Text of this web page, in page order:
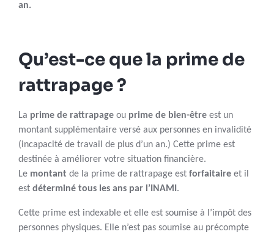
an.
Qu’est-ce que la prime de
rattrapage ?
La prime de rattrapage ou prime de bien-être est un
montant supplémentaire versé aux personnes en invalidité
(incapacité de travail de plus d’un an.) Cette prime est
destinée à améliorer votre situation financière.
Le montant de la prime de rattrapage est forfaitaire et il
est déterminé tous les ans par l’INAMI .
Cette prime est indexable et elle est soumise à l’impôt des
personnes physiques. Elle n’est pas soumise au précompte